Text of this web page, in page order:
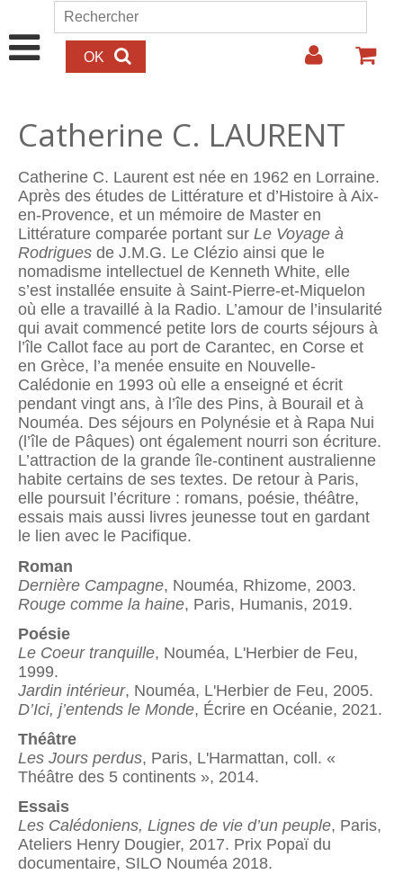
Aller au contenu principal
Formulaire de recherche
Rechercher
Catherine C. LAURENT
Catherine C. Laurent est née en 1962 en Lorraine.
Après des études de Littérature et d’Histoire à Aix-
en-Provence, et un mémoire de Master en
Littérature comparée portant sur Le Voyage à
Rodrigues de J.M.G. Le Clézio ainsi que le
nomadisme intellectuel de Kenneth White, elle
s’est installée ensuite à Saint-Pierre-et-Miquelon
où elle a travaillé à la Radio. L’amour de l’insularité
qui avait commencé petite lors de courts séjours à
l’île Callot face au port de Carantec, en Corse et
en Grèce, l’a menée ensuite en Nouvelle-
Calédonie en 1993 où elle a enseigné et écrit
pendant vingt ans, à l’île des Pins, à Bourail et à
Nouméa. Des séjours en Polynésie et à Rapa Nui
(l’île de Pâques) ont également nourri son écriture.
L’attraction de la grande île-continent australienne
habite certains de ses textes. De retour à Paris,
elle poursuit l’écriture : romans, poésie, théâtre,
essais mais aussi livres jeunesse tout en gardant
le lien avec le Pacifique.
Roman
Dernière Campagne, Nouméa, Rhizome, 2003.
Rouge comme la haine, Paris, Humanis, 2019.
Poésie
Le Coeur tranquille, Nouméa, L'Herbier de Feu,
1999.
Jardin intérieur, Nouméa, L'Herbier de Feu, 2005.
D’Ici, j’entends le Monde, Écrire en Océanie, 2021.
Théâtre
Les Jours perdus, Paris, L'Harmattan, coll. «
Théâtre des 5 continents », 2014.
Essais
Les Calédoniens, Lignes de vie d’un peuple, Paris,
Ateliers Henry Dougier, 2017. Prix Popaï du
documentaire, SILO Nouméa 2018.